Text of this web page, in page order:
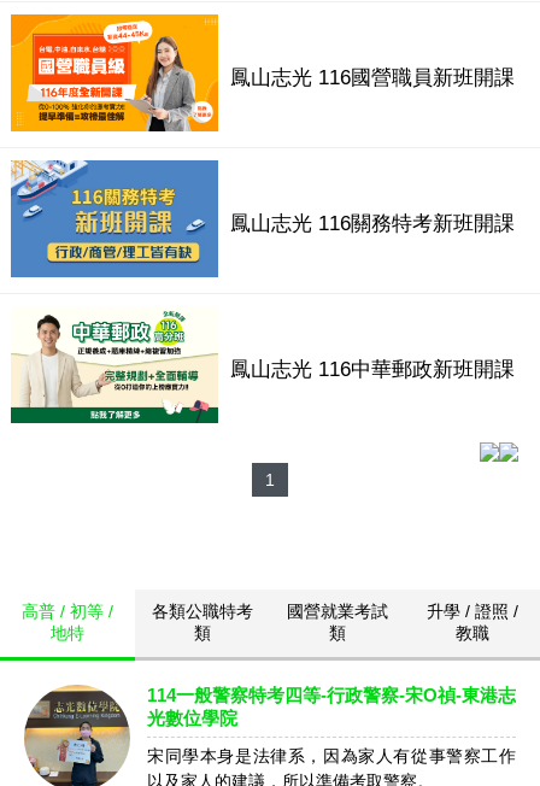
鳳山志光 116國營職員新班開課
鳳山志光 116關務特考新班開課
鳳山志光 116中華郵政新班開課
1
高普 / 初等 /
地特
各類公職特考
類
國營就業考試
類
升學 / 證照 /
教職
114一般警察特考四等-行政警察-宋O禎-東港志
光數位學院
宋同學本身是法律系，因為家人有從事警察工作
以及家人的建議，所以準備考取警察。